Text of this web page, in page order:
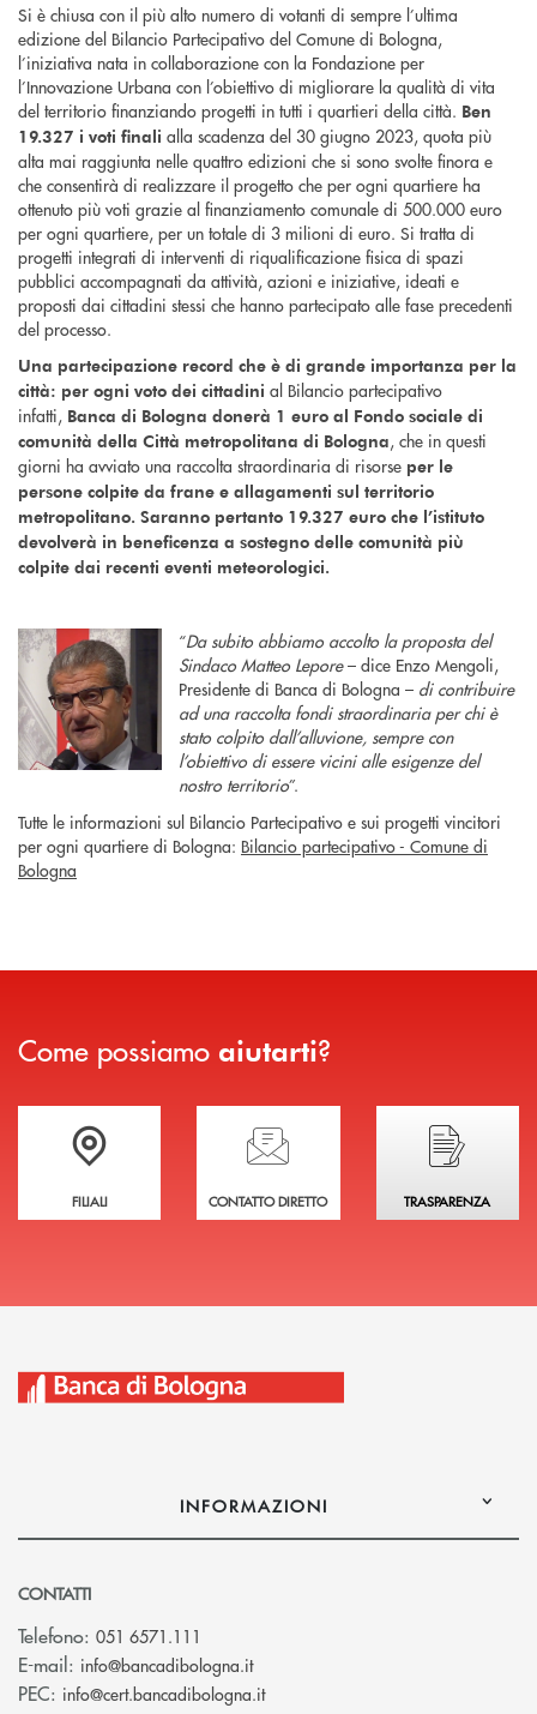
Si è chiusa con il più alto numero di votanti di sempre l’ultima
edizione del Bilancio Partecipativo del Comune di Bologna,
l’iniziativa nata in collaborazione con la Fondazione per
l’Innovazione Urbana con l’obiettivo di migliorare la qualità di vita
del territorio finanziando progetti in tutti i quartieri della città. Ben
19.327 i voti finali alla scadenza del 30 giugno 2023, quota più
alta mai raggiunta nelle quattro edizioni che si sono svolte finora e
che consentirà di realizzare il progetto che per ogni quartiere ha
ottenuto più voti grazie al finanziamento comunale di 500.000 euro
per ogni quartiere, per un totale di 3 milioni di euro. Si tratta di
progetti integrati di interventi di riqualificazione fisica di spazi
pubblici accompagnati da attività, azioni e iniziative, ideati e
proposti dai cittadini stessi che hanno partecipato alle fase precedenti
del processo.
Una partecipazione record che è di grande importanza per la
città: per ogni voto dei cittadini al Bilancio partecipativo
infatti, Banca di Bologna donerà 1 euro al Fondo sociale di
comunità della Città metropolitana di Bologna, che in questi
giorni ha avviato una raccolta straordinaria di risorse per le
persone colpite da frane e allagamenti sul territorio
metropolitano. Saranno pertanto 19.327 euro che l’istituto
devolverà in beneficenza a sostegno delle comunità più
colpite dai recenti eventi meteorologici.
“Da subito abbiamo accolto la proposta del
Sindaco Matteo Lepore– dice Enzo Mengoli,
Presidente di Banca di Bologna – di contribuire
ad una raccolta fondi straordinaria per chi è
stato colpito dall’alluvione, sempre con
l’obiettivo di essere vicini alle esigenze del
nostro territorio”.
Tutte le informazioni sul Bilancio Partecipativo e sui progetti vincitori
per ogni quartiere di Bologna: Bilancio partecipativo - Comune di
Bologna
Come possiamo aiutarti?
Trova la filiale più vicina a te
FILIALI
Hai bisogno di assistenza immediata?
CONTATTO DIRETTO
Hai bisogno di
TRASPARENZA
INFORMAZIONI
CONTATTI
Telefono: 051 6571.111
E-mail: info@bancadibologna.it(si apre l’app di posta elettronica)
PEC: info@cert.bancadibologna.it(si apre l’app di posta